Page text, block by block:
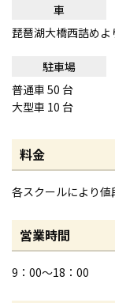
車
琵琶湖大橋西詰め
駐車場
普通車 50 台
大型車 10 台
料金
各スクールにより
営業時間
9：00～18：00